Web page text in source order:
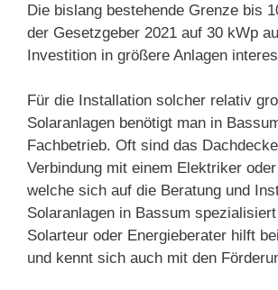
Die bislang bestehende Grenze bis
der Gesetzgeber 2021 auf 30 kWp
Investition in größere Anlagen
Für die Installation solcher relativ
Solaranlagen benötigt man in
Fachbetrieb. Oft sind das
Verbindung mit einem Elektriker
welche sich auf die Beratung und
Solaranlagen in Bassum
Solarteur oder Energieberater hilft
und kennt sich auch mit den